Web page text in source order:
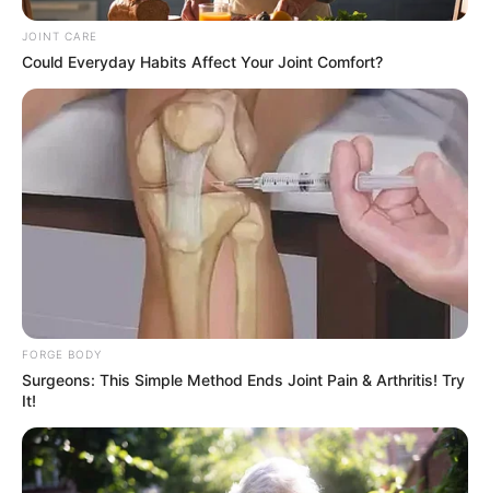
Japan's Oldest Doctors Say Memory Loss Isn't
Age: Just Stop Eating These 3 Foods
Groom Splits Pants In Viral Wedding Photo
Disaster!
BUZZDAY
JOINT CARE
Could Everyday Habits Affect Your Joint Comfort?
FORGE BODY
Surgeons: This Simple Method Ends Joint Pain & Arthritis! Try
It!